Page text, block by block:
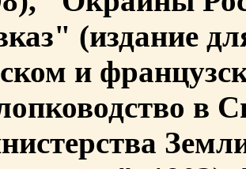
(издание
и
в